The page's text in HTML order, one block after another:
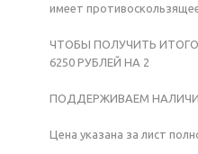
имеет
ЧТОБЫ ПОЛУЧИТЬ
6250 РУБЛЕЙ НА 2
ПОДДЕРЖИВАЕМ
Цена указана за лист